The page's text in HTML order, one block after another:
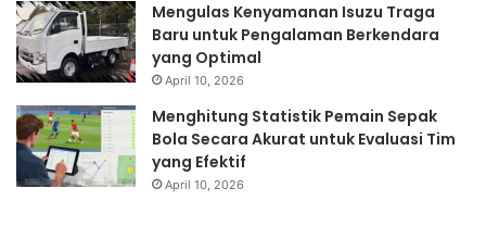
Mengulas Kenyamanan Isuzu Traga
Baru untuk Pengalaman Berkendara
yang Optimal
April 10, 2026
Menghitung Statistik Pemain Sepak
Bola Secara Akurat untuk Evaluasi Tim
yang Efektif
April 10, 2026